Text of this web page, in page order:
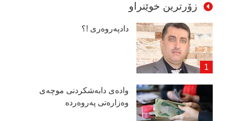
زۆرترین خوێنراو
دادپەروەری !؟
وادەی دابەشكردنی موچەی
وەزارەتی پەروەردە